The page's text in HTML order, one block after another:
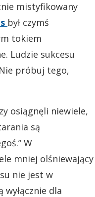
mistyfikowany
był czymś
tokiem
Ludzie sukcesu
próbuj tego,
osiągnęli niewiele,
są
W
mniej olśniewający
nie jest w
dla